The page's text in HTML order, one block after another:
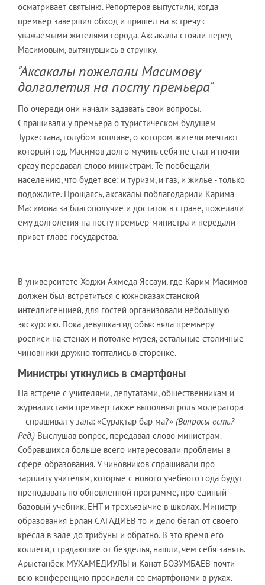
осматривает святыню. Репортеров выпустили, когда
премьер завершил обход и пришел на встречу с
уважаемыми жителями города. Аксакалы стояли перед
Масимовым, вытянувшись в струнку.
"Аксакалы пожелали Масимову
долголетия на посту премьера"
По очереди они начали задавать свои вопросы.
Спрашивали у премьера о туристическом будущем
Туркестана, голубом топливе, о котором жители мечтают
который год. Масимов долго мучить себя не стал и почти
сразу передавал слово министрам. Те пообещали
населению, что будет все: и туризм, и газ, и жилье - только
подождите. Прощаясь, аксакалы поблагодарили Карима
Масимова за благополучие и достаток в стране, пожелали
ему долголетия на посту премьер-министра и передали
привет главе государства.
В университете Ходжи Ахмеда Яссауи, где Карим Масимов
должен был встретиться с южноказахстанской
интеллигенцией, для гостей организовали небольшую
экскурсию. Пока девушка-гид объясняла премьеру
росписи на стенах и потолке музея, остальные столичные
чиновники дружно топтались в сторонке.
Министры уткнулись в смартфоны
На встрече с учителями, депутатами, общественникам и
журналистами премьер также выполнял роль модератора
– спрашивал у зала: «Сұрақтар бар ма?» (Вопросы есть? –
Ред.) Выслушав вопрос, передавал слово министрам.
Собравшихся больше всего интересовали проблемы в
сфере образования. У чиновников спрашивали про
зарплату учителям, которые с нового учебного года будут
преподавать по обновленной программе, про единый
базовый учебник, ЕНТ и трехъязычие в школах. Министр
образования Ерлан САГАДИЕВ то и дело бегал от своего
кресла в зале до трибуны и обратно. В это время его
коллеги, страдающие от безделья, нашли, чем себя занять.
Арыстанбек МУХАМЕДИУЛЫ и Канат БОЗУМБАЕВ почти
всю конференцию просидели со смартфонами в руках.